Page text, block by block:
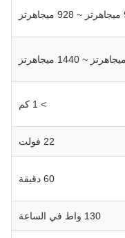
> 1 كم
22 فولت
60 دقيقة
130 واط في الساعة